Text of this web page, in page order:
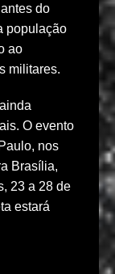
do
população
ao
militares.
O evento
nos
Brasília,
23 a 28 de
estará